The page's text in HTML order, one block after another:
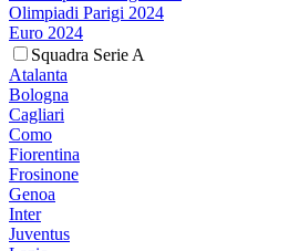
Olimpiadi Parigi 2024
Euro 2024
Squadra Serie A
Atalanta
Bologna
Cagliari
Como
Fiorentina
Frosinone
Genoa
Inter
Juventus